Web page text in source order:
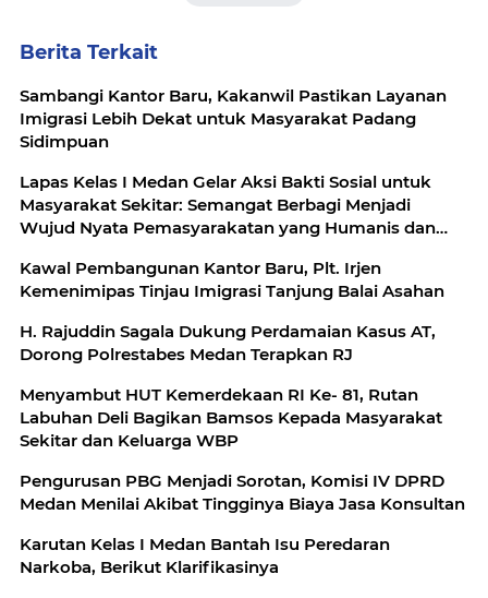
Berita Terkait
Sambangi Kantor Baru, Kakanwil Pastikan Layanan
Imigrasi Lebih Dekat untuk Masyarakat Padang
Sidimpuan
Lapas Kelas I Medan Gelar Aksi Bakti Sosial untuk
Masyarakat Sekitar: Semangat Berbagi Menjadi
Wujud Nyata Pemasyarakatan yang Humanis dan
Kawal Pembangunan Kantor Baru, Plt. Irjen
Kemenimipas Tinjau Imigrasi Tanjung Balai Asahan
H. Rajuddin Sagala Dukung Perdamaian Kasus AT,
Dorong Polrestabes Medan Terapkan RJ
Menyambut HUT Kemerdekaan RI Ke- 81, Rutan
Labuhan Deli Bagikan Bamsos Kepada Masyarakat
Sekitar dan Keluarga WBP
Pengurusan PBG Menjadi Sorotan, Komisi IV DPRD
Medan Menilai Akibat Tingginya Biaya Jasa Konsultan
Karutan Kelas I Medan Bantah Isu Peredaran
Narkoba, Berikut Klarifikasinya